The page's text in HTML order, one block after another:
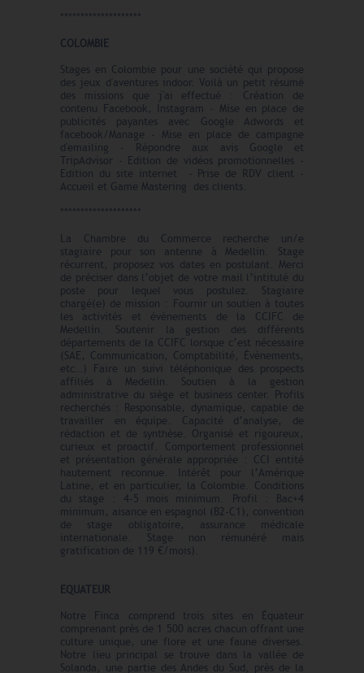
COLOMBIE
Stages en Colombie pour une société qui propose
des jeux d'aventures indoor. Voilà un petit résumé
des missions que j'ai effectué : Création de
contenu Facebook, Instagram - Mise en place de
publicités payantes avec Google Adwords et
facebook/Manage - Mise en place de campagne
d'emailing - Répondre aux avis Google et
TripAdvisor - Edition de vidéos promotionnelles -
Edition du site internet - Prise de RDV client -
Accueil et Game Mastering des clients.
La Chambre du Commerce recherche un/e
stagiaire pour son antenne à Medellin. Stage
récurrent, proposez vos dates en postulant. Merci
de préciser dans l’objet de votre mail l’intitulé du
poste pour lequel vous postulez. Stagiaire
chargé(e) de mission : Fournir un soutien à toutes
les activités et évènements de la CCIFC de
Medellín. Soutenir la gestion des différents
départements de la CCIFC lorsque c’est nécessaire
(SAE, Communication, Comptabilité, Évènements,
etc…) Faire un suivi téléphonique des prospects
affiliés à Medellín. Soutien à la gestion
administrative du siège et business center. Profils
recherchés : Responsable, dynamique, capable de
travailler en équipe. Capacité d’analyse, de
rédaction et de synthèse. Organisé et rigoureux,
curieux et proactif. Comportement professionnel
et présentation générale appropriée : CCI entité
hautement reconnue. Intérêt pour l’Amérique
Latine, et en particulier, la Colombie. Conditions
du stage : 4-5 mois minimum. Profil : Bac+4
minimum, aisance en espagnol (B2-C1), convention
de stage obligatoire, assurance médicale
internationale. Stage non rémunéré mais
gratification de 119 €/mois).
EQUATEUR
Notre Finca comprend trois sites en Équateur
comprenant près de 1 500 acres chacun offrant une
culture unique, une flore et une faune diverses.
Notre lieu principal se trouve dans la vallée de
Solanda, une partie des Andes du Sud, près de la